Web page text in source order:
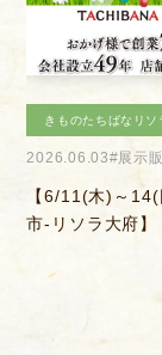
積立カード
プライバシ
きものたちばなあづ
2026.04.04#きも
【6/14(日)】決